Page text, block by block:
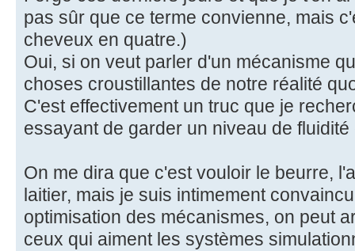
pas sûr que ce terme convienne, mais
cheveux en quatre.)
Oui, si on veut parler d'un mécanisme
choses croustillantes de notre réalité
C'est effectivement un truc que je
essayant de garder un niveau de fluidité
On me dira que c'est vouloir le beurre,
laitier, mais je suis intimement
optimisation des mécanismes, on peut
ceux qui aiment les systèmes